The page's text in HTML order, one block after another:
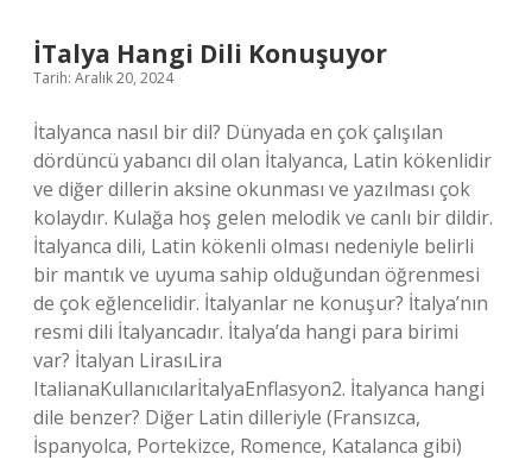
İTalya Hangi Dili Konuşuyor
Tarih: Aralık 20, 2024
İtalyanca nasıl bir dil? Dünyada en çok çalışılan
dördüncü yabancı dil olan İtalyanca, Latin kökenlidir
ve diğer dillerin aksine okunması ve yazılması çok
kolaydır. Kulağa hoş gelen melodik ve canlı bir dildir.
İtalyanca dili, Latin kökenli olması nedeniyle belirli
bir mantık ve uyuma sahip olduğundan öğrenmesi
de çok eğlencelidir. İtalyanlar ne konuşur? İtalya’nın
resmi dili İtalyancadır. İtalya’da hangi para birimi
var? İtalyan LirasıLira
ItalianaKullanıcılarİtalyaEnflasyon2. İtalyanca hangi
dile benzer? Diğer Latin dilleriyle (Fransızca,
İspanyolca, Portekizce, Romence, Katalanca gibi)